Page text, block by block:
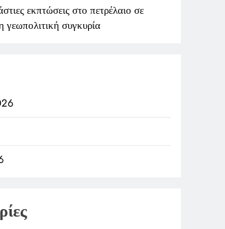
εκπτώσεις στο πετρέλαιο σε
γεωπολιτική συγκυρία